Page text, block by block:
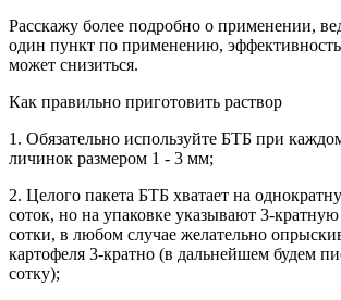
Расскажу более подробно о применении,
один пункт по применению, эффективность
может снизиться.
Как правильно приготовить раствор
1. Обязательно используйте БТБ при
личинок размером 1 - 3 мм;
2. Целого пакета БТБ хватает на
соток, но на упаковке указывают 3-
сотки, в любом случае желательно
картофеля 3-кратно (в дальнейшем будем
сотку);